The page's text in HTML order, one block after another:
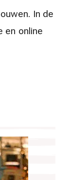
In de
en online